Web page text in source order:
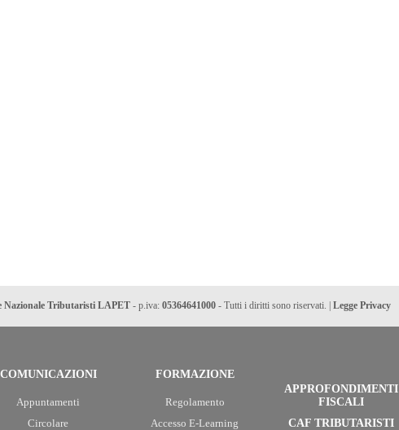
Nazionale Tributaristi LAPET - p.iva: 05364641000 - Tutti i diritti sono riservati. | Legge Privacy
COMUNICAZIONI
Appuntamenti
Circolare
FORMAZIONE
Regolamento
Accesso E-Learning
APPROFONDIMENTI
FISCALI
CAF TRIBUTARISTI